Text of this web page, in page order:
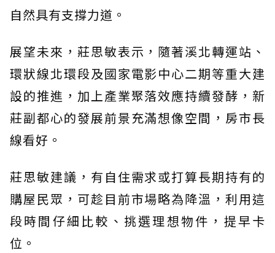
自然具有支撐力道。
展望未來，莊思敏表示，隨著溪北轉運站、
環狀線北環段及國家電影中心二期等重大建
設的推進，加上產業聚落效應持續發酵，新
莊副都心的發展前景充滿想像空間，房市長
線看好。
莊思敏建議，有自住需求或打算長期持有的
購屋民眾，可趁目前市場略為降溫，利用這
段時間仔細比較、挑選理想物件，提早卡
位。